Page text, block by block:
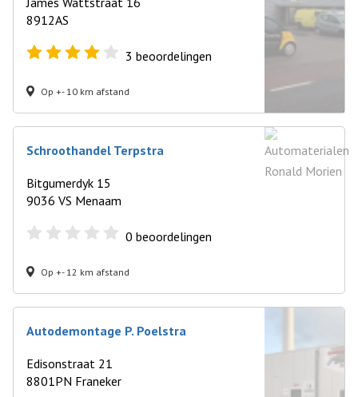
8912AS
3 beoordelingen
Op +- 10 km afstand
Schroothandel Terpstra
Bitgumerdyk 15
9036 VS Menaam
0 beoordelingen
Op +- 12 km afstand
Autodemontage P. Poelstra
Edisonstraat 21
8801PN Franeker